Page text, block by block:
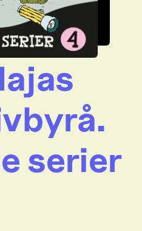
serier